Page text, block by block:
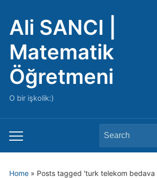
Ali SANCI |
Matematik
Öğretmeni
O bir işkolik:)
Toggle
mobile
Search
for:
Home» Posts tagged 'turk telekom bedava